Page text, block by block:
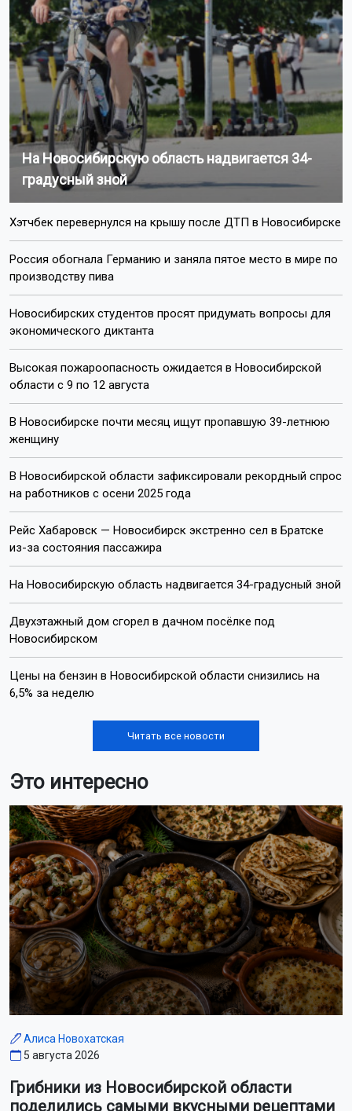
На Новосибирскую область надвигается 34-
градусный зной
Хэтчбек перевернулся на крышу после ДТП в Новосибирске
Россия обогнала Германию и заняла пятое место в мире по
производству пива
Новосибирских студентов просят придумать вопросы для
экономического диктанта
Высокая пожароопасность ожидается в Новосибирской
области с 9 по 12 августа
В Новосибирске почти месяц ищут пропавшую 39-летнюю
женщину
В Новосибирской области зафиксировали рекордный спрос
на работников с осени 2025 года
Рейс Хабаровск — Новосибирск экстренно сел в Братске
из-за состояния пассажира
На Новосибирскую область надвигается 34-градусный зной
Двухэтажный дом сгорел в дачном посёлке под
Новосибирском
Цены на бензин в Новосибирской области снизились на
6,5% за неделю
Читать все новости
Это интересно
Алиса Новохатская
5 августа 2026
Грибники из Новосибирской области
поделились самыми вкусными рецептами